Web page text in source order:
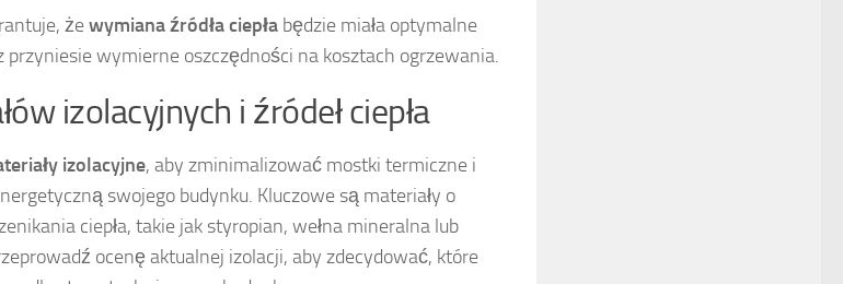
żewymiana źródła ciepła będzie miała optymalne
przyniesie wymierne oszczędności na kosztach ogrzewania.
izolacyjnych i źródeł ciepła
izolacyjne, aby zminimalizować mostki termiczne i
swojego budynku. Kluczowe są materiały o
ciepła, takie jak styropian, wełna mineralna lub
ocenę aktualnej izolacji, aby zdecydować, które